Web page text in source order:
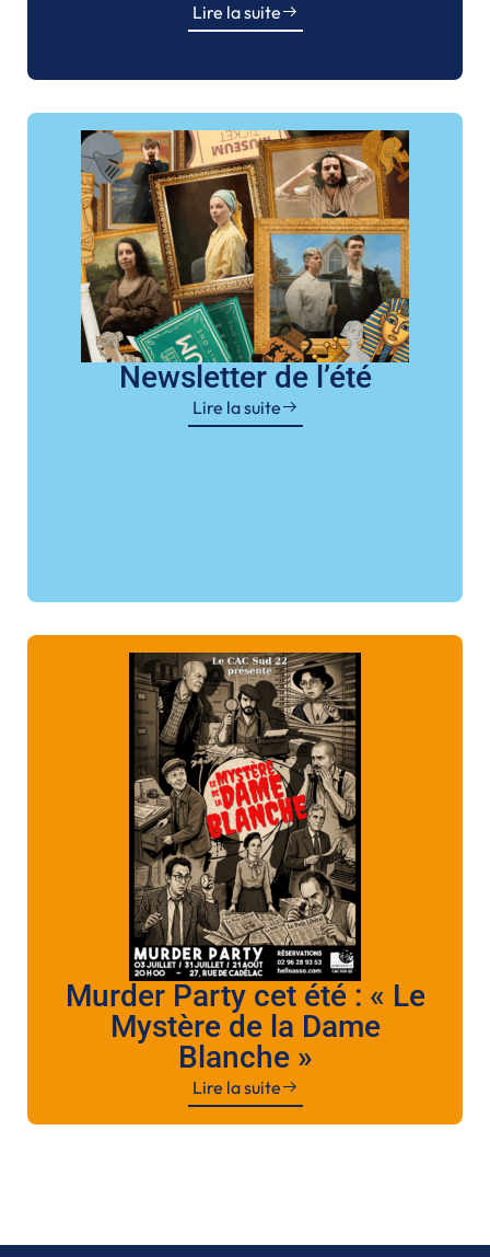
Lire la suite
Newsletter de l’été
Lire la suite
Murder Party cet été : « Le
Mystère de la Dame
Blanche »
Lire la suite